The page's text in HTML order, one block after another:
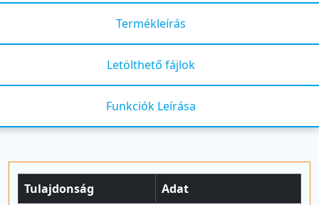
Termékleírás
Letölthető fájlok
Funkciók Leírása
Tulajdonság
Adat